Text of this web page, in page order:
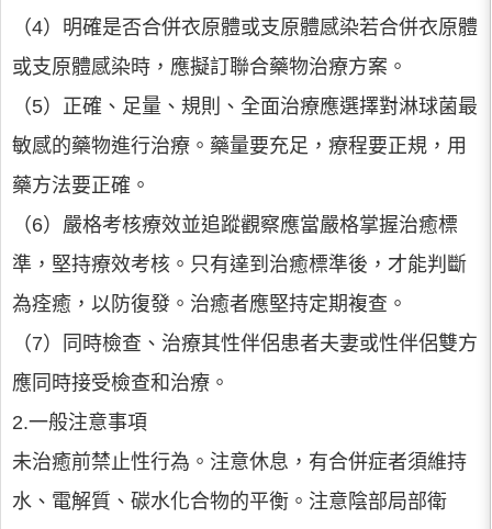
（4）明確是否合併衣原體或支原體感染若合併衣原體
或支原體感染時，應擬訂聯合藥物治療方案。
（5）正確、足量、規則、全面治療應選擇對淋球菌最
敏感的藥物進行治療。藥量要充足，療程要正規，用
藥方法要正確。
（6）嚴格考核療效並追蹤觀察應當嚴格掌握治癒標
準，堅持療效考核。只有達到治癒標準後，才能判斷
為痊癒，以防復發。治癒者應堅持定期複查。
（7）同時檢查、治療其性伴侶患者夫妻或性伴侶雙方
應同時接受檢查和治療。
2.一般注意事項
未治癒前禁止性行為。注意休息，有合併症者須維持
水、電解質、碳水化合物的平衡。注意陰部局部衛